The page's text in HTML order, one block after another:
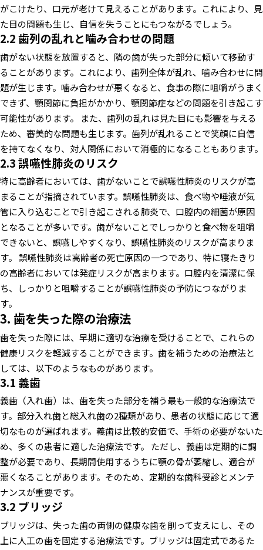
がこけたり、口元が老けて見えることがあります。これにより、見
た目の問題も生じ、自信を失うことにもつながるでしょう。
2.2 歯列の乱れと噛み合わせの問題
歯がない状態を放置すると、隣の歯が失った部分に傾いて移動す
ることがあります。これにより、歯列全体が乱れ、噛み合わせに問
題が生じます。噛み合わせが悪くなると、食事の際に咀嚼がうまく
できず、顎関節に負担がかかり、顎関節症などの問題を引き起こす
可能性があります。
また、歯列の乱れは見た目にも影響を与える
ため、審美的な問題も生じます。歯列が乱れることで笑顔に自信
を持てなくなり、対人関係において消極的になることもあります。
2.3 誤嚥性肺炎のリスク
特に高齢者においては、歯がないことで誤嚥性肺炎のリスクが高
まることが指摘されています。誤嚥性肺炎は、食べ物や唾液が気
管に入り込むことで引き起こされる肺炎で、口腔内の細菌が原因
となることが多いです。歯がないことでしっかりと食べ物を咀嚼
できないと、誤嚥しやすくなり、誤嚥性肺炎のリスクが高まりま
す。 誤嚥性肺炎は高齢者の死亡原因の一つであり、特に寝たきり
の高齢者においては発症リスクが高まります。口腔内を清潔に保
ち、しっかりと咀嚼することが誤嚥性肺炎の予防につながりま
す。
3. 歯を失った際の治療法
歯を失った際には、早期に適切な治療を受けることで、これらの
健康リスクを軽減することができます。歯を補うための治療法と
しては、以下のようなものがあります。
3.1 義歯
義歯（入れ歯）は、歯を失った部分を補う最も一般的な治療法で
す。部分入れ歯と総入れ歯の2種類があり、患者の状態に応じて適
切なものが選ばれます。義歯は比較的安価で、手術の必要がないた
め、多くの患者に適した治療法です。
ただし、義歯は定期的に調
整が必要であり、長期間使用するうちに顎の骨が萎縮し、適合が
悪くなることがあります。そのため、定期的な歯科受診とメンテ
ナンスが重要です。
3.2 ブリッジ
ブリッジは、失った歯の両側の健康な歯を削って支えにし、その
上に人工の歯を固定する治療法です。ブリッジは固定式であるた